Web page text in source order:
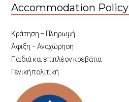
Accommodation Policy
Κράτηση – Πληρωμή
Άφιξη – Αναχώρηση
Παιδιά και επιπλέον κρεβάτια
Γενική πολιτική